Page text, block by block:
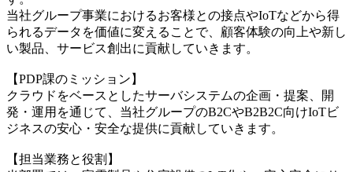
当社グループ事業におけるお客様との接点やIoTなどから得
られるデータを価値に変えることで、顧客体験の向上や新し
い製品、サービス創出に貢献していきます。
【PDP課のミッション】
クラウドをベースとしたサーバシステムの企画・提案、開
発・運用を通じて、当社グループのB2CやB2B2C向けIoTビ
ジネスの安心・安全な提供に貢献していきます。
【担当業務と役割】